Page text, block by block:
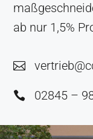
ab nur 1,5%

 02845 –